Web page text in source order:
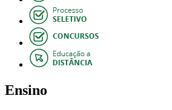
Ensino